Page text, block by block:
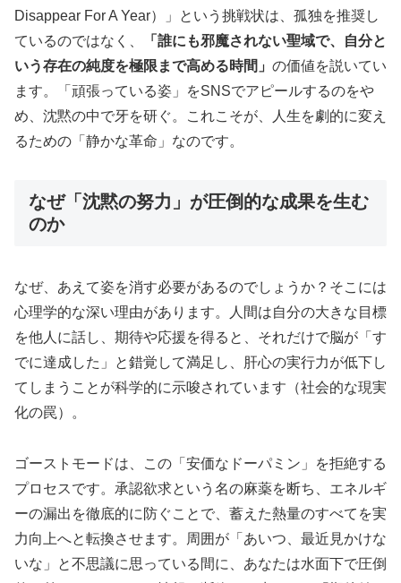
Disappear For A Year）」という挑戦状は、孤独を推奨し
ているのではなく、
「誰にも邪魔されない聖域で、自分と
いう存在の純度を極限まで高める時間」 の価値を説いてい
ます。「頑張っている姿」をSNSでアピールするのをや
め、沈黙の中で牙を研ぐ。これこそが、人生を劇的に変え
るための「静かな革命」なのです。
なぜ「沈黙の努力」が圧倒的な成果を生む
のか
なぜ、あえて姿を消す必要があるのでしょうか？そこには
心理学的な深い理由があります。人間は自分の大きな目標
を他人に話し、期待や応援を得ると、それだけで脳が「す
でに達成した」と錯覚して満足し、肝心の実行力が低下し
てしまうことが科学的に示唆されています（社会的な現実
化の罠）。
ゴーストモードは、この「安価なドーパミン」を拒絶する
プロセスです。承認欲求という名の麻薬を断ち、エネルギ
ーの漏出を徹底的に防ぐことで、蓄えた熱量のすべてを実
力向上へと転換させます。周囲が「あいつ、最近見かけな
いな」と不思議に思っている間に、あなたは水面下で圧倒